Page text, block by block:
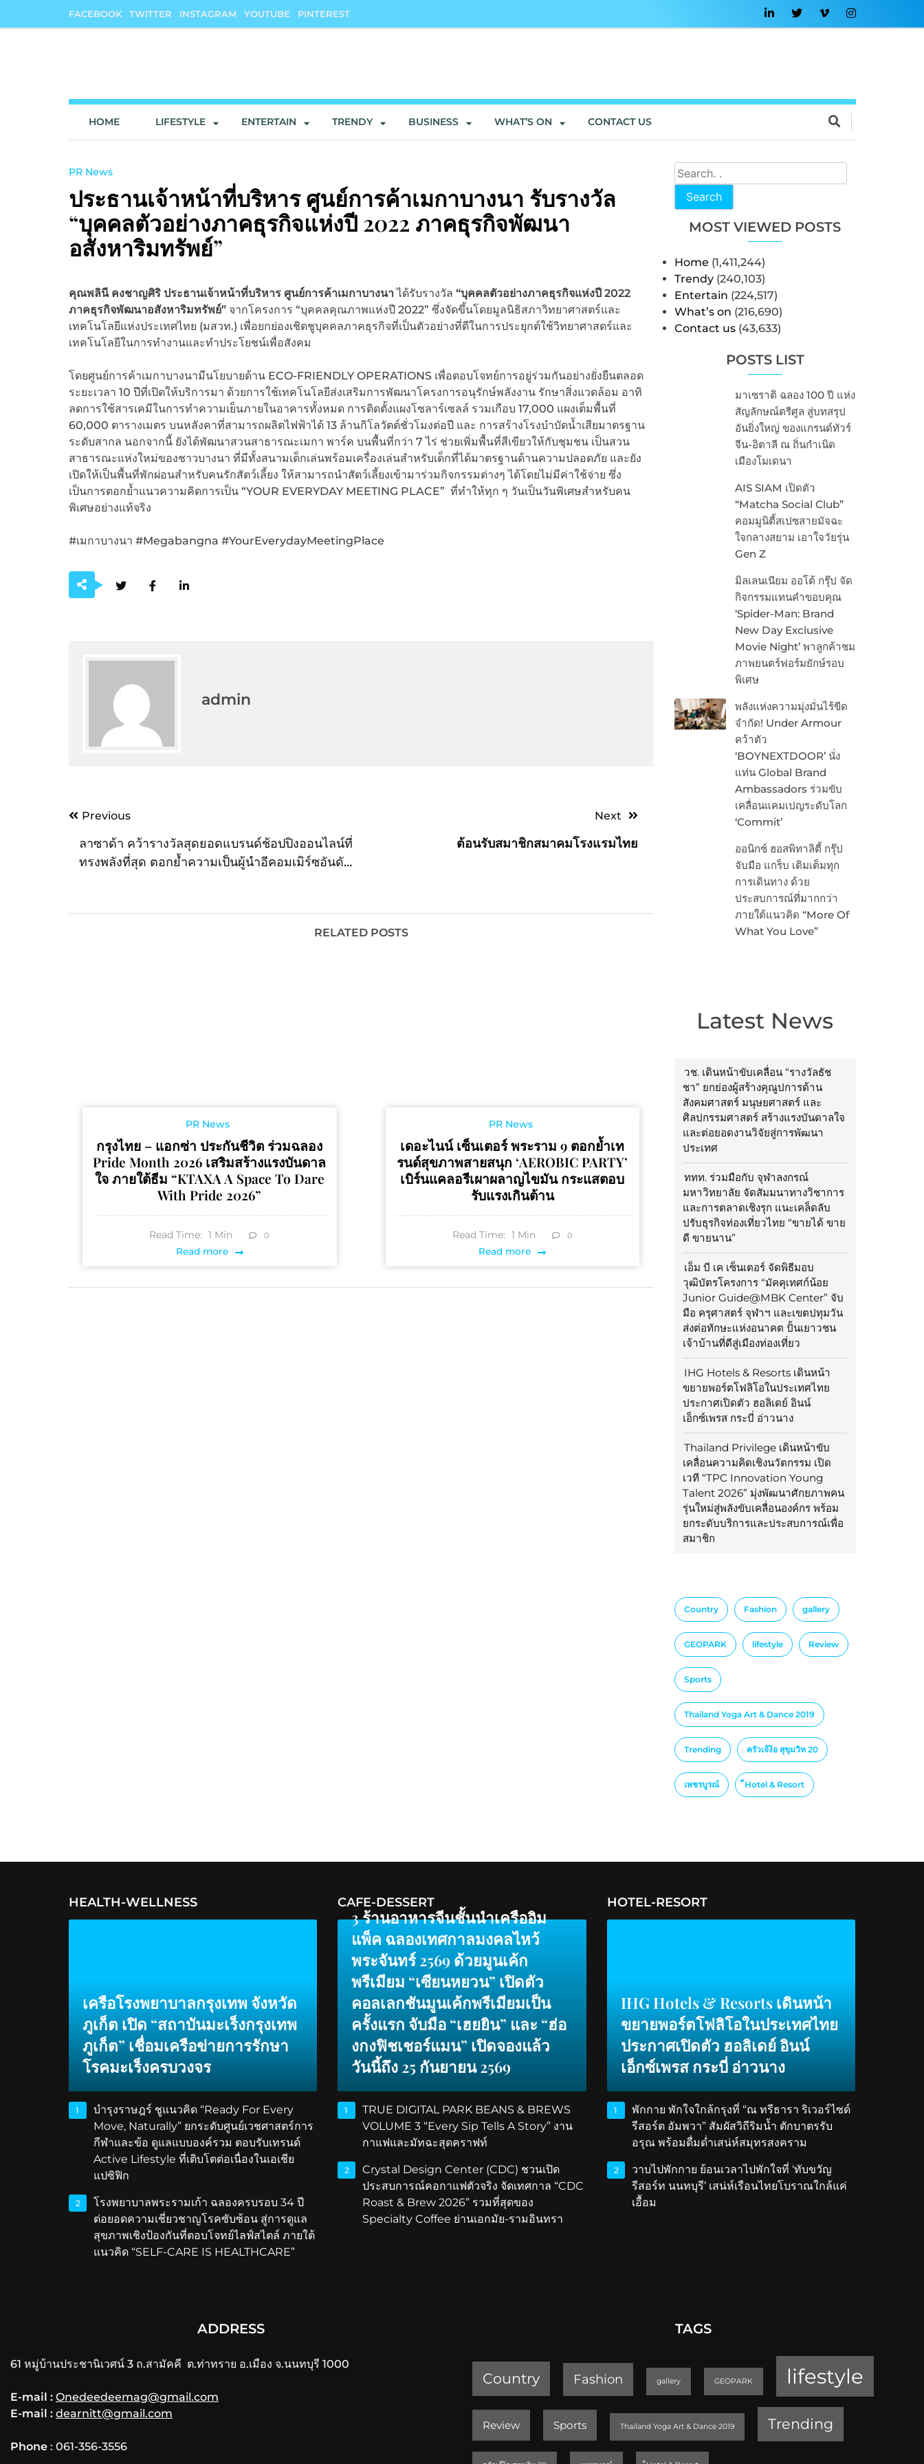
FACEBOOK TWITTER INSTAGRAM YOUTUBE PINTEREST
HOME LIFESTYLE ENTERTAIN TRENDY BUSINESS WHAT’S ON CONTACT US
Search
MOST VIEWED POSTS
Home (1,411,244)
Trendy (240,103)
Entertain (224,517)
What’s on (216,690)
Contact us (43,633)
POSTS LIST
มาเซราติ ฉลอง 100 ปี แห่ง
สัญลักษณ์ตรีศูล สู่บทสรุป
อันยิ่งใหญ่ ของแกรนด์ทัวร์
จีน-อิตาลี ณ ถิ่นกำเนิด
เมืองโมเดนา
AIS SIAM เปิดตัว
“Matcha Social Club”
คอมมูนิตี้สเปซสายมัจฉะ
ใจกลางสยาม เอาใจวัยรุ่น
Gen Z
มิลเลนเนียม ออโต้ กรุ๊ป จัด
กิจกรรมแทนคำขอบคุณ
‘Spider-Man: Brand
New Day Exclusive
Movie Night’ พาลูกค้าชม
ภาพยนตร์ฟอร์มยักษ์รอบ
พิเศษ
พลังแห่งความมุ่งมั่นไร้ขีด
จำกัด! Under Armour
คว้าตัว
‘BOYNEXTDOOR’ นั่ง
แท่น Global Brand
Ambassadors ร่วมขับ
เคลื่อนแคมเปญระดับโลก
‘Commit’
ออนิกซ์ ฮอสพิทาลิตี้ กรุ๊ป
จับมือ แกร็บ เติมเต็มทุก
การเดินทาง ด้วย
ประสบการณ์ที่มากกว่า
ภายใต้แนวคิด “More Of
What You Love”
Latest News
วช. เดินหน้าขับเคลื่อน “รางวัลธัช
ชา” ยกย่องผู้สร้างคุณูปการด้าน
สังคมศาสตร์ มนุษยศาสตร์ และ
ศิลปกรรมศาสตร์ สร้างแรงบันดาลใจ
และต่อยอดงานวิจัยสู่การพัฒนา
ประเทศ
ททท. ร่วมมือกับ จุฬาลงกรณ์
มหาวิทยาลัย จัดสัมมนาทางวิชาการ
และการตลาดเชิงรุก แนะเคล็ดลับ
ปรับธุรกิจท่องเที่ยวไทย “ขายได้ ขาย
ดี ขายนาน”
เอ็ม บี เค เซ็นเตอร์ จัดพิธีมอบ
วุฒิบัตรโครงการ “มัคคุเทศก์น้อย
Junior Guide@MBK Center” จับ
มือ ครุศาสตร์ จุฬาฯ และเขตปทุมวัน
ส่งต่อทักษะแห่งอนาคต ปั้นเยาวชน
เจ้าบ้านที่ดีสู่เมืองท่องเที่ยว
IHG Hotels & Resorts เดินหน้า
ขยายพอร์ตโฟลิโอในประเทศไทย
ประกาศเปิดตัว ฮอลิเดย์ อินน์
เอ็กซ์เพรส กระบี่ อ่าวนาง
Thailand Privilege เดินหน้าขับ
เคลื่อนความคิดเชิงนวัตกรรม เปิด
เวที “TPC Innovation Young
Talent 2026” มุ่งพัฒนาศักยภาพคน
รุ่นใหม่สู่พลังขับเคลื่อนองค์กร พร้อม
ยกระดับบริการและประสบการณ์เพื่อ
สมาชิก
Country Fashion gallery
GEOPARK lifestyle Review
Sports
Thailand Yoga Art & Dance 2019
Trending ครัวเจ๊ง้อ สุขุมวิท 20
เพชรบูรณ์ ็Hotel & Resort
PR News
ประธานเจ้าหน้าที่บริหาร ศูนย์การค้าเมกาบางนา รับรางวัล
“บุคคลตัวอย่างภาคธุรกิจแห่งปี 2022 ภาคธุรกิจพัฒนา
อสังหาริมทรัพย์”
คุณพลินี คงชาญศิริ ประธานเจ้าหน้าที่บริหาร ศูนย์การค้าเมกาบางนาได้รับรางวัล “บุคคลตัวอย่างภาคธุรกิจแห่งปี 2022
ภาคธุรกิจพัฒนาอสังหาริมทรัพย์”จากโครงการ “บุคคลคุณภาพแห่งปี 2022” ซึ่งจัดขึ้นโดยมูลนิธิสภาวิทยาศาสตร์และ
เทคโนโลยีแห่งประเทศไทย (มสวท.) เพื่อยกย่องเชิดชูบุคคลภาคธุรกิจที่เป็นตัวอย่างที่ดีในการประยุกต์ใช้วิทยาศาสตร์และ
เทคโนโลยีในการทำงานและทำประโยชน์เพื่อสังคม
โดยศูนย์การค้าเมกาบางนามีนโยบายด้าน ECO-FRIENDLY OPERATIONS เพื่อตอบโจทย์การอยู่ร่วมกันอย่างยั่งยืนตลอด
ระยะเวลา 10 ปีที่เปิดให้บริการมา ด้วยการใช้เทคโนโลยีส่งเสริมการพัฒนาโครงการอนุรักษ์พลังงาน รักษาสิ่งแวดล้อม อาทิ
ลดการใช้สารเคมีในการทำความเย็นภายในอาคารทั้งหมด การติดตั้งแผงโซลาร์เซลล์ รวมเกือบ 17,000 แผงเต็มพื้นที่
60,000 ตารางเมตร บนหลังคาที่สามารถผลิตไฟฟ้าได้ 13 ล้านกิโลวัตต์ชั่วโมงต่อปี และ การสร้างโรงบำบัดน้ำเสียมาตรฐาน
ระดับสากล นอกจากนี้ ยังได้พัฒนาสวนสาธารณะเมกา พาร์ค บนพื้นที่กว่า 7 ไร่ ช่วยเพิ่มพื้นที่สีเขียวให้กับชุมชน เป็นสวน
สาธารณะแห่งใหม่ของชาวบางนา ที่มีทั้งสนามเด็กเล่นพร้อมเครื่องเล่นสำหรับเด็กที่ได้มาตรฐานด้านความปลอดภัย และยัง
เปิดให้เป็นพื้นที่พักผ่อนสำหรับคนรักสัตว์เลี้ยง ให้สามารถนำสัตว์เลี้ยงเข้ามาร่วมกิจกรรมต่างๆ ได้โดยไม่มีค่าใช้จ่าย ซึ่ง
เป็นการตอกย้ำแนวความคิดการเป็น “YOUR EVERYDAY MEETING PLACE” ที่ทำให้ทุก ๆ วันเป็นวันพิเศษสำหรับคน
พิเศษอย่างแท้จริง
#เมกาบางนา #Megabangna #YourEverydayMeetingPlace
admin
PostPrevious
ลาซาด้า คว้ารางวัลสุดยอดแบรนด์ช้อปปิงออนไลน์ที่
ทรงพลังที่สุด ตอกย้ำความเป็นผู้นำอีคอมเมิร์ซอันดับ
Next
ต้อนรับสมาชิกสมาคมโรงแรมไทย
RELATED POSTS
PR News
กรุงไทย – แอกซ่า ประกันชีวิต ร่วมฉลอง
Pride Month 2026 เสริมสร้างแรงบันดาล
ใจ ภายใต้ธีม “KTAXA A Space To Dare
With Pride 2026”
Read Time: 1 Min 0
Read more
PR News
เดอะไนน์ เซ็นเตอร์ พระราม 9 ตอกย้ำเท
รนด์สุขภาพสายสนุก ‘AEROBIC PARTY’
เบิร์นแคลอรีเผาผลาญไขมัน กระแสตอบ
รับแรงเกินต้าน
Read Time: 1 Min 0
Read more
HEALTH-WELLNESS
เครือโรงพยาบาลกรุงเทพ จังหวัด
ภูเก็ต เปิด “สถาบันมะเร็งกรุงเทพ
ภูเก็ต” เชื่อมเครือข่ายการรักษา
โรคมะเร็งครบวงจร
1
บำรุงราษฎร์ ชูแนวคิด “Ready For Every
Move, Naturally” ยกระดับศูนย์เวชศาสตร์การ
กีฬาและข้อ ดูแลแบบองค์รวม ตอบรับเทรนด์
Active Lifestyle ที่เติบโตต่อเนื่องในเอเชีย
แปซิฟิก
2
โรงพยาบาลพระรามเก้า ฉลองครบรอบ 34 ปี
ต่อยอดความเชี่ยวชาญโรคซับซ้อน สู่การดูแล
สุขภาพเชิงป้องกันที่ตอบโจทย์ไลฟ์สไตล์ ภายใต้
แนวคิด “SELF-CARE IS HEALTHCARE”
CAFE-DESSERT
3 ร้านอาหารจีนชั้นนำเครืออิม
แพ็ค ฉลองเทศกาลมงคลไหว้
พระจันทร์ 2569 ด้วยมูนเค้ก
พรีเมียม “เซียนหยวน” เปิดตัว
คอลเลกชันมูนเค้กพรีเมียมเป็น
ครั้งแรก จับมือ “เฮยยิน” และ “ฮ่อ
งกงฟิชเชอร์แมน” เปิดจองแล้ว
วันนี้ถึง 25 กันยายน 2569
1
TRUE DIGITAL PARK BEANS & BREWS
VOLUME 3 “Every Sip Tells A Story” งาน
กาแฟและมัทฉะสุดคราฟท์
2
Crystal Design Center (CDC) ชวนเปิด
ประสบการณ์คอกาแฟตัวจริง จัดเทศกาล “CDC
Roast & Brew 2026” รวมที่สุดของ
Specialty Coffee ย่านเอกมัย-รามอินทรา
HOTEL-RESORT
IHG Hotels & Resorts เดินหน้า
ขยายพอร์ตโฟลิโอในประเทศไทย
ประกาศเปิดตัว ฮอลิเดย์ อินน์
เอ็กซ์เพรส กระบี่ อ่าวนาง
1
พักกาย พักใจใกล้กรุงที่ “ณ ทรีธารา ริเวอร์ไซด์
รีสอร์ต อัมพวา” สัมผัสวิถีริมน้ำ ตักบาตรรับ
อรุณ พร้อมดื่มด่ำเสน่ห์สมุทรสงคราม
2
วาบไปพักกาย ย้อนเวลาไปพักใจที่ ‘ทับขวัญ
รีสอร์ท นนทบุรี’ เสน่ห์เรือนไทยโบราณใกล้แค่
เอื้อม
ADDRESS
61 หมู่บ้านประชานิเวศน์ 3 ถ.สามัคคี ต.ท่าทราย อ.เมือง จ.นนทบุรี 1000
E-mail : Onedeedeemag@gmail.com
E-mail : dearnitt@gmail.com
Phone : 061-356-3556
TAGS
Country Fashion gallery GEOPARK lifestyle
Review Sports Thailand Yoga Art & Dance 2019 Trending